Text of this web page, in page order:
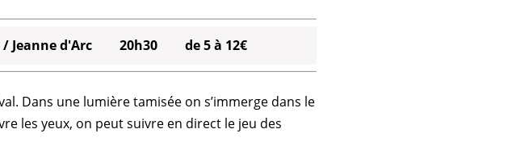
Jeanne d'Arc 20h30 de 5 à 12€
. Dans une lumière tamisée on s’immerge dans le
les yeux, on peut suivre en direct le jeu des